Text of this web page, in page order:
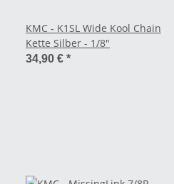
KMC - K1SL Wide Kool Chain
Kette Silber - 1/8"
34,90 € *